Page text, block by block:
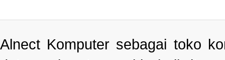
Alnect Komputer sebagai toko